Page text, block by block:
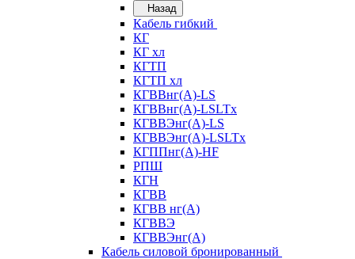
Назад
Кабель гибкий
КГ
КГ хл
КГТП
КГТП хл
КГВВнг(А)-LS
КГВВнг(А)-LSLTx
КГВВЭнг(А)-LS
КГВВЭнг(А)-LSLTx
КГППнг(А)-HF
РПШ
КГН
КГВВ
КГВВ нг(А)
КГВВЭ
КГВВЭнг(А)
Кабель силовой бронированный